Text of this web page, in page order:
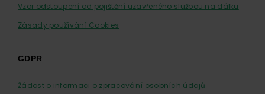
Vzor odstoupení od pojištění uzavřeného službou na dálku
Zásady používání Cookies
GDPR
Žádost o informaci o zpracování osobních údajů